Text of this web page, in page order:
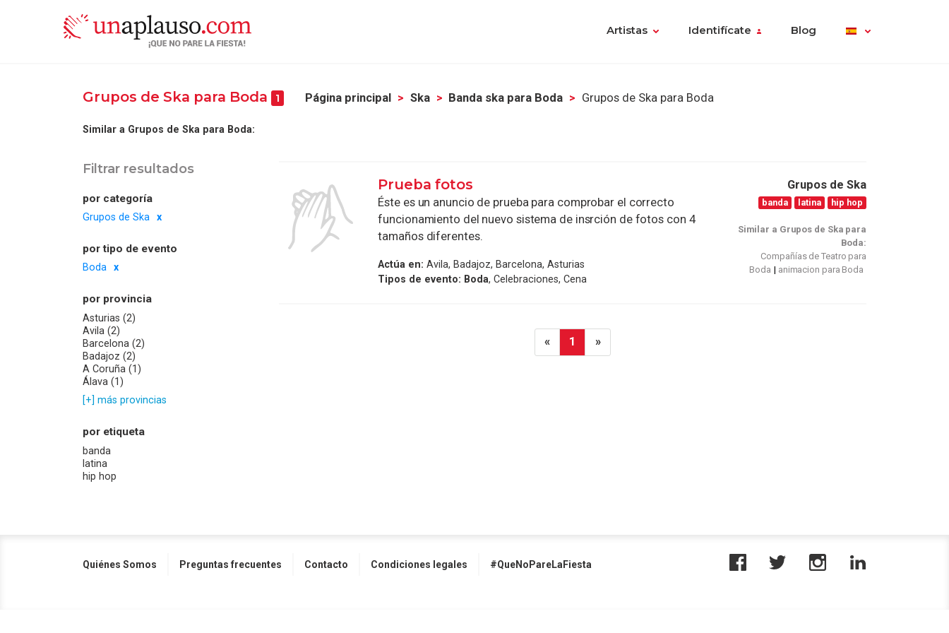
Artistas Identifícate Blog
Grupos de Ska para Boda 1 Página principal Ska Banda ska para Boda Grupos de Ska para Boda
Similar a Grupos de Ska para Boda:
Filtrar resultados
por categoría
Grupos de Ska
por tipo de evento
Boda
por provincia
Asturias (2)
Avila (2)
Barcelona (2)
Badajoz (2)
A Coruña (1)
Álava (1)
[+] más provincias
por etiqueta
banda
latina
hip hop
Prueba fotos
Éste es un anuncio de prueba para comprobar el correcto
funcionamiento del nuevo sistema de insrción de fotos con 4
tamaños diferentes.
Actúa en: Avila, Badajoz, Barcelona, Asturias
Tipos de evento: Boda, Celebraciones, Cena
Grupos de Ska
banda latina hip hop
Similar a Grupos de Ska para
Boda:
Compañías de Teatro para
Boda
animacion para Boda
« 1 »
Quiénes Somos Preguntas frecuentes Contacto Condiciones legales #QueNoPareLaFiesta